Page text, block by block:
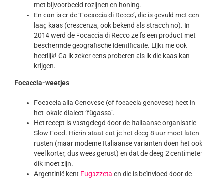
met bijvoorbeeld rozijnen en honing.
En dan is er de ‘Focaccia di Recco’, die is gevuld met een
laag kaas (crescenza, ook bekend als stracchino). In
2014 werd de Focaccia di Recco zelfs een product met
beschermde geografische identificatie. Lijkt me ook
heerlijk! Ga ik zeker eens proberen als ik die kaas kan
krijgen.
Focaccia-weetjes
Focaccia alla Genovese (of focaccia genovese) heet in
het lokale dialect ‘fügassa’.
Het recept is vastgelegd door de Italiaanse organisatie
Slow Food. Hierin staat dat je het deeg 8 uur moet laten
rusten (maar moderne Italiaanse varianten doen het ook
veel korter, dus wees gerust) en dat de deeg 2 centimeter
dik moet zijn.
Argentinië kent Fugazzeta en die is beïnvloed door de